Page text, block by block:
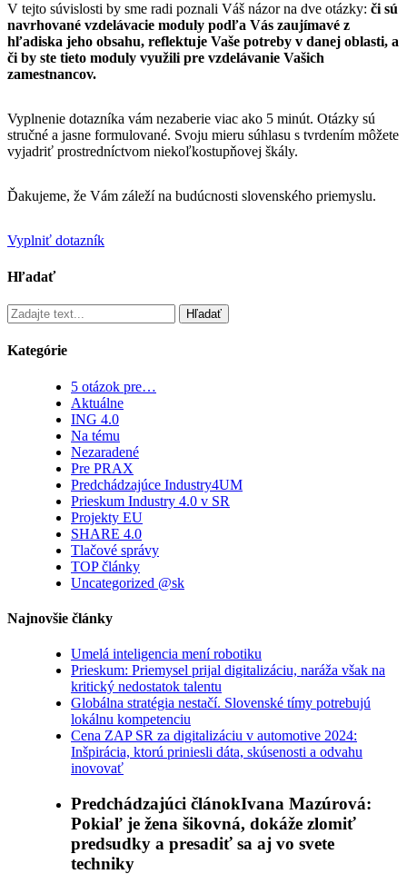
V tejto súvislosti by sme radi poznali Váš názor na dve otázky: či sú
navrhované vzdelávacie moduly podľa Vás zaujímavé z
hľadiska jeho obsahu, reflektuje Vaše potreby v danej oblasti, a
či by ste tieto moduly využili pre vzdelávanie Vašich
zamestnancov.
Vyplnenie dotazníka vám nezaberie viac ako 5 minút. Otázky sú
stručné a jasne formulované. Svoju mieru súhlasu s tvrdením môžete
vyjadriť prostredníctvom niekoľkostupňovej škály.
Ďakujeme, že Vám záleží na budúcnosti slovenského priemyslu.
Vyplniť dotazník
Hľadať
Hľadať
Kategórie
5 otázok pre…
Aktuálne
ING 4.0
Na tému
Nezaradené
Pre PRAX
Predchádzajúce Industry4UM
Prieskum Industry 4.0 v SR
Projekty EU
SHARE 4.0
Tlačové správy
TOP články
Uncategorized @sk
Najnovšie články
Umelá inteligencia mení robotiku
Prieskum: Priemysel prijal digitalizáciu, naráža však na
kritický nedostatok talentu
Globálna stratégia nestačí. Slovenské tímy potrebujú
lokálnu kompetenciu
Cena ZAP SR za digitalizáciu v automotive 2024:
Inšpirácia, ktorú priniesli dáta, skúsenosti a odvahu
inovovať
Predchádzajúci článokIvana Mazúrová:
Pokiaľ je žena šikovná, dokáže zlomiť
predsudky a presadiť sa aj vo svete
techniky